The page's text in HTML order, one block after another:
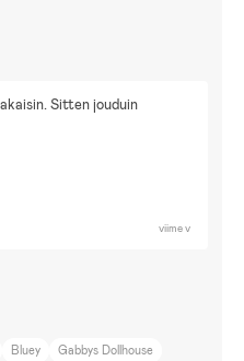
Sitten jouduin
viime v
Bluey
Gabbys Dollhouse